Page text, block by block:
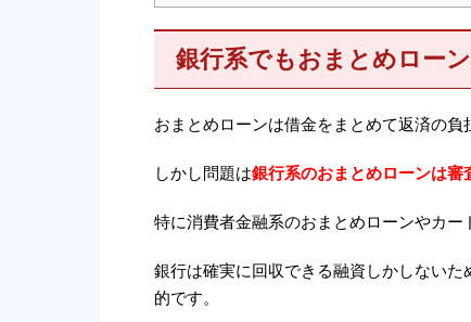
銀行系でもおまとめロー
おまとめローンは借金をまとめて返済の負
しかし問題は銀行系のおまとめローンは審
特に消費者金融系のおまとめローンやカー
銀行は確実に回収できる融資しかしない
的です。